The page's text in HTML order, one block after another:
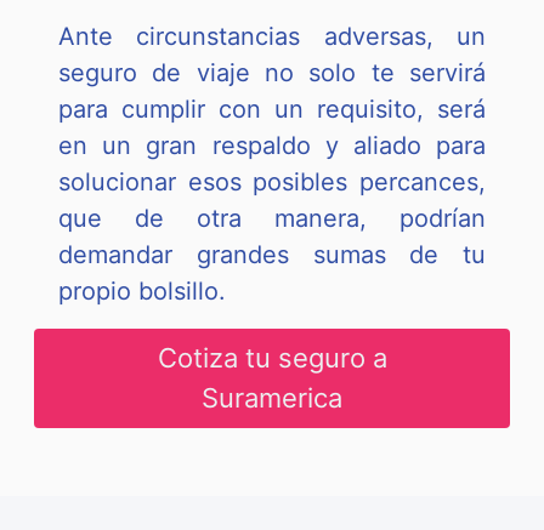
Ante circunstancias adversas, un
seguro de viaje no solo te servirá
para cumplir con un requisito, será
en un gran respaldo y aliado para
solucionar esos posibles percances,
que de otra manera, podrían
demandar grandes sumas de tu
propio bolsillo.
Cotiza tu seguro a
Suramerica